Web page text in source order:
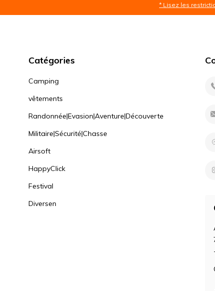
* Lisez les
Catégories
Camping
vêtements
Randonnée|Evasion|Aventure|Découverte
Militaire|Sécurité|Chasse
Airsoft
HappyClick
Festival
Diversen